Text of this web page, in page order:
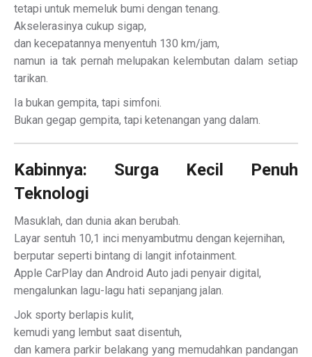
tetapi untuk memeluk bumi dengan tenang.
Akselerasinya cukup sigap,
dan kecepatannya menyentuh 130 km/jam,
namun ia tak pernah melupakan kelembutan dalam setiap
tarikan.
Ia bukan gempita, tapi simfoni.
Bukan gegap gempita, tapi ketenangan yang dalam.
Kabinnya: Surga Kecil Penuh
Teknologi
Masuklah, dan dunia akan berubah.
Layar sentuh 10,1 inci menyambutmu dengan kejernihan,
berputar seperti bintang di langit infotainment.
Apple CarPlay dan Android Auto jadi penyair digital,
mengalunkan lagu-lagu hati sepanjang jalan.
Jok sporty berlapis kulit,
kemudi yang lembut saat disentuh,
dan kamera parkir belakang yang memudahkan pandangan